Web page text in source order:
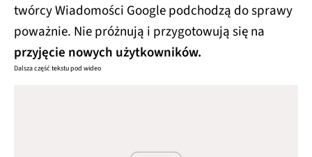
twórcy Wiadomości Google podchodzą do sprawy
poważnie. Nie próżnują i przygotowują się na
przyjęcie nowych użytkowników.
Dalsza część tekstu pod wideo